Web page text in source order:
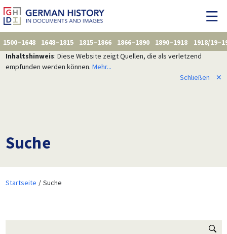
1500–1648 1648–1815 1815–1866 1866–1890 1890–1918
1918/
Inhaltshinweis: Diese Website zeigt Quellen, die als verletzend
empfunden werden können. Mehr...
Schließen
✕
Suche
Startseite Suche